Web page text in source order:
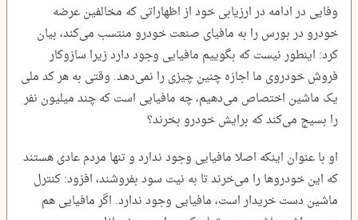
وفایی در ادامه در ارزیابی خود از اظهاراتی که مخالفین عرضه
خودرو در بورس را به مافیای صنعت خودرو منتسب می‌کند، بیان
کرد: اینطور نیست که بگوییم مافیایی وجود دارد زیرا سازوکار
فروش خودروی ما اجازه چنین چیزی را نمی‌دهد. وقتی به هر کد ملی
یک ماشین اختصاص می‌دهیم، چه مافیایی است که چند میلیون نفر
را بسیج می‌کند که برایش خودرو بخرند؟
او با عنوان اینکه اصلا مافیایی وجود ندارد و تنها مردم عادی هستند
که این خودروها را می‌خرند تا به نیت سود بفروشند، افزود: کنترل
ماشین دست خریدار است، مافیایی وجود ندارد. اگر مافیایی هم